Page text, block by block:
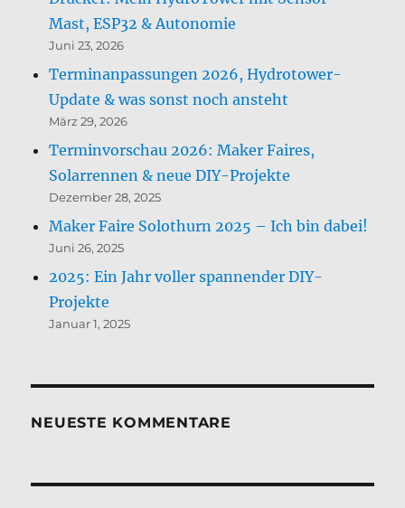
Mast, ESP32 & Autonomie
Juni 23, 2026
Terminanpassungen 2026, Hydrotower-
Update & was sonst noch ansteht
März 29, 2026
Terminvorschau 2026: Maker Faires,
Solarrennen & neue DIY-Projekte
Dezember 28, 2025
Maker Faire Solothurn 2025 – Ich bin dabei!
Juni 26, 2025
2025: Ein Jahr voller spannender DIY-
Projekte
Januar 1, 2025
NEUESTE KOMMENTARE